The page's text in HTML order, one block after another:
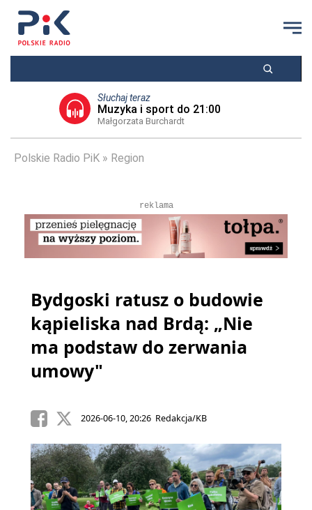
Słuchaj teraz
Muzyka i sport do 21:00
Małgorzata Burchardt
Polskie Radio PiK Region
reklama
Bydgoski ratusz o budowie
kąpieliska nad Brdą: „Nie
ma podstaw do zerwania
umowy"
2026-06-10, 20:26 Redakcja/KB